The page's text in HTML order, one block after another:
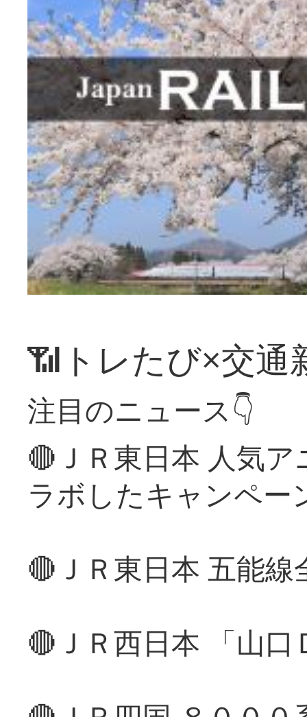
📶トレたび×交通
注目のニュース👇
🔴ＪＲ東日本 人気
ラボしたキャンペー
🔴ＪＲ東日本 五能
🔴ＪＲ西日本 「山